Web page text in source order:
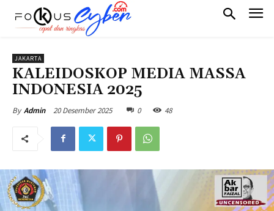
JAKARTA
KALEIDOSKOP MEDIA MASSA
INDONESIA 2025
By Admin 20 Desember 2025 0 48